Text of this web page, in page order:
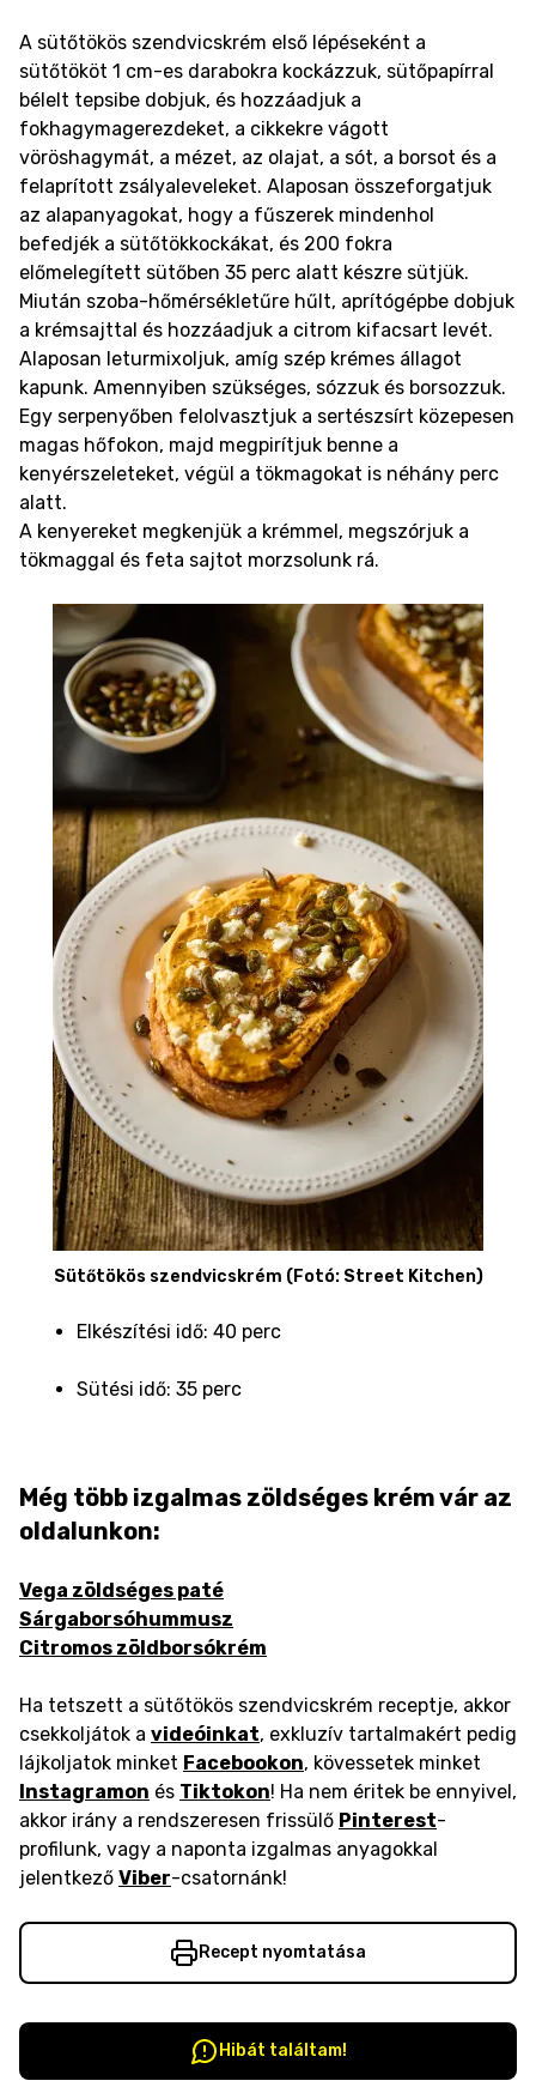
A sütőtökös szendvicskrém első lépéseként a
sütőtököt 1 cm-es darabokra kockázzuk, sütőpapírral
bélelt tepsibe dobjuk, és hozzáadjuk a
fokhagymagerezdeket, a cikkekre vágott
vöröshagymát, a mézet, az olajat, a sót, a borsot és a
felaprított zsályaleveleket. Alaposan összeforgatjuk
az alapanyagokat, hogy a fűszerek mindenhol
befedjék a sütőtökkockákat, és 200 fokra
előmelegített sütőben 35 perc alatt készre sütjük.
Miután szoba-hőmérsékletűre hűlt, aprítógépbe dobjuk
a krémsajttal és hozzáadjuk a citrom kifacsart levét.
Alaposan leturmixoljuk, amíg szép krémes állagot
kapunk. Amennyiben szükséges, sózzuk és borsozzuk.
Egy serpenyőben felolvasztjuk a sertészsírt közepesen
magas hőfokon, majd megpirítjuk benne a
kenyérszeleteket, végül a tökmagokat is néhány perc
alatt.
A kenyereket megkenjük a krémmel, megszórjuk a
tökmaggal és feta sajtot morzsolunk rá.
Sütőtökös szendvicskrém (Fotó: Street Kitchen)
Elkészítési idő: 40 perc
Sütési idő: 35 perc
Még több izgalmas zöldséges krém vár az
oldalunkon:
Vega zöldséges paté
Sárgaborsóhummusz
Citromos zöldborsókrém
Ha tetszett a sütőtökös szendvicskrém receptje, akkor
csekkoljátok a videóinkat, exkluzív tartalmakért pedig
lájkoljatok minket Facebookon, kövessetek minket
Instagramon és Tiktokon! Ha nem éritek be ennyivel,
akkor irány a rendszeresen frissülő Pinterest-
profilunk, vagy a naponta izgalmas anyagokkal
jelentkező Viber-csatornánk!
Recept nyomtatása
Hibát találtam!